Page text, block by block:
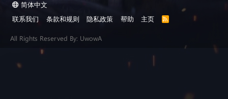
简体中文
联系我们
条款和规则 隐私政策 帮助 主页
R
All Rights Reserved By: UwowA